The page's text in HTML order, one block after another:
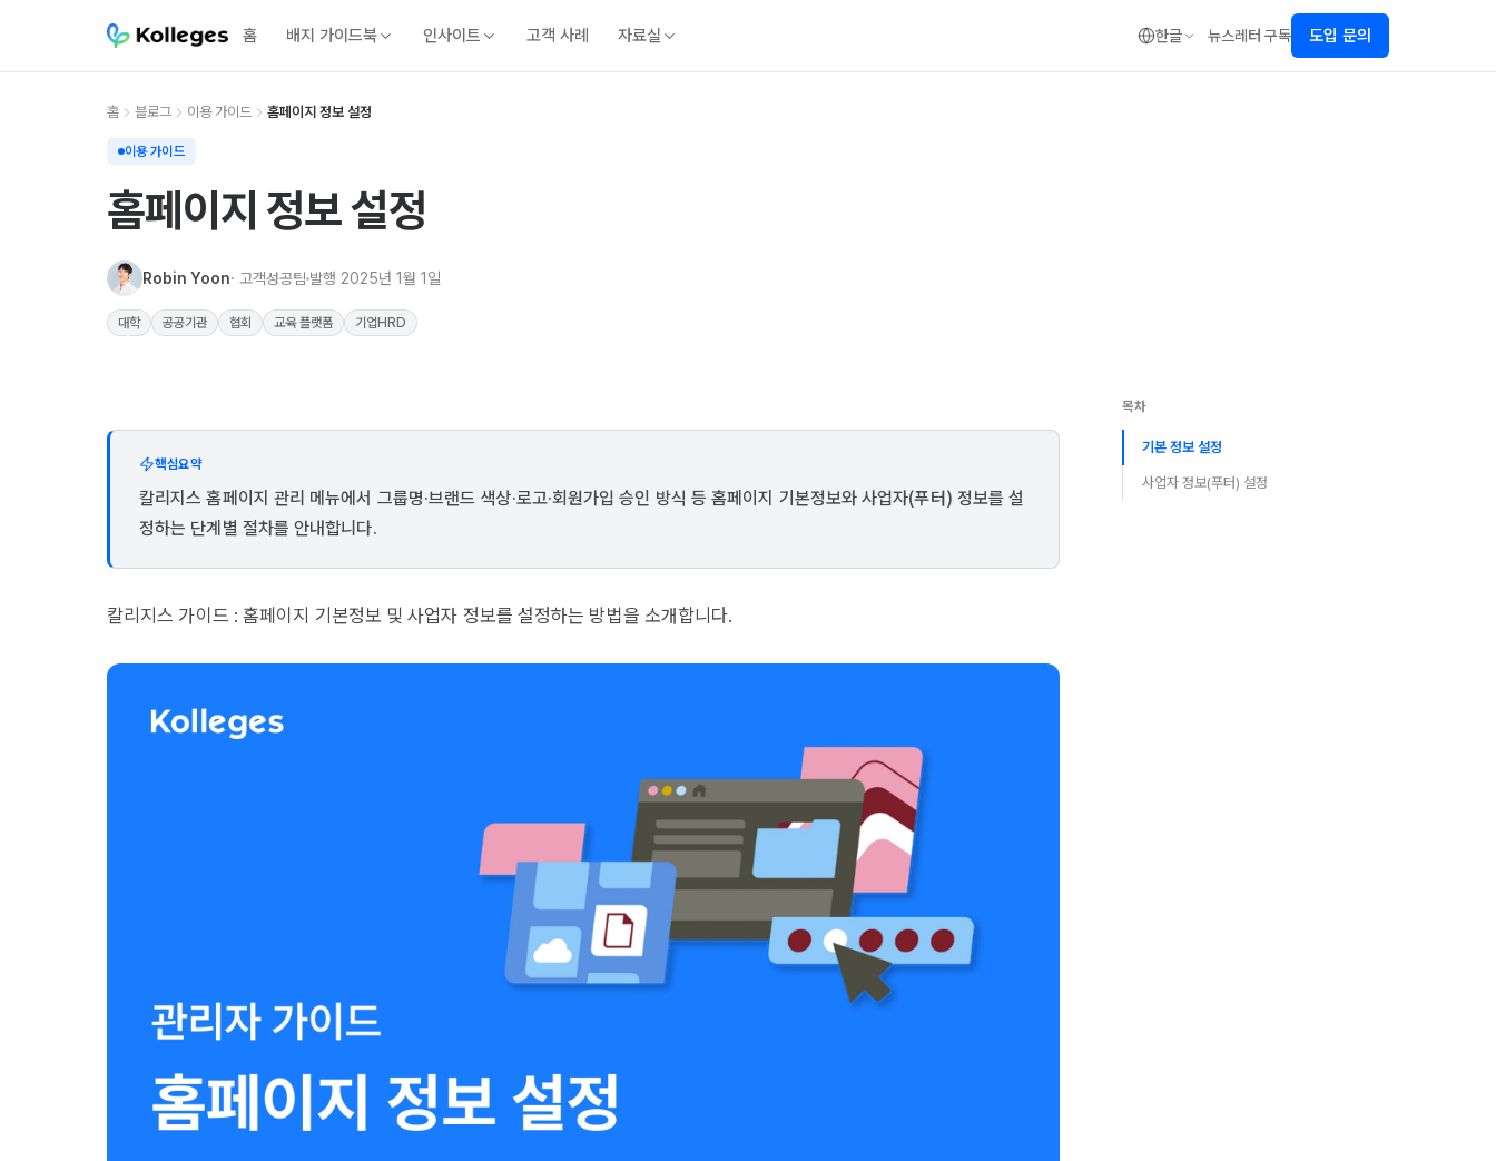
홈 배지 가이드북 인사이트 고객 사례 자료실 한글 뉴스레터 구독 도입 문의
홈 블로그 이용 가이드 홈페이지 정보 설정
이용 가이드
홈페이지 정보 설정
Robin Yoon· 고객성공팀 발행 2025년 1월 1일
대학 공공기관 협회 교육 플랫폼 기업HRD
핵심요약
칼리지스 홈페이지 관리 메뉴에서 그룹명·브랜드 색상·로고·회원가입 승인 방식 등 홈페이지 기본정보와 사업자(푸터) 정보를 설
정하는 단계별 절차를 안내합니다.
칼리지스 가이드 : 홈페이지 기본정보 및 사업자 정보를 설정하는 방법을 소개합니다.
목차
기본 정보 설정
사업자 정보(푸터) 설정